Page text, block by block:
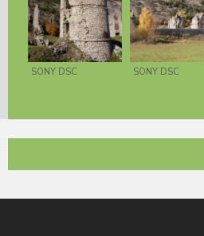
SONY DSC SONY DSC